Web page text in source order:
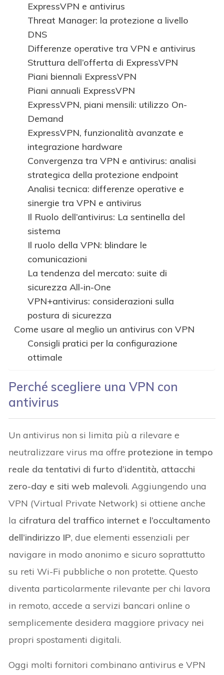
ExpressVPN e antivirus
Threat Manager: la protezione a livello
DNS
Differenze operative tra VPN e antivirus
Struttura dell’offerta di ExpressVPN
Piani biennali ExpressVPN
Piani annuali ExpressVPN
ExpressVPN, piani mensili: utilizzo On-
Demand
ExpressVPN, funzionalità avanzate e
integrazione hardware
Convergenza tra VPN e antivirus: analisi
strategica della protezione endpoint
Analisi tecnica: differenze operative e
sinergie tra VPN e antivirus
Il Ruolo dell’antivirus: La sentinella del
sistema
Il ruolo della VPN: blindare le
comunicazioni
La tendenza del mercato: suite di
sicurezza All-in-One
VPN+antivirus: considerazioni sulla
postura di sicurezza
Come usare al meglio un antivirus con VPN
Consigli pratici per la configurazione
ottimale
Perché scegliere una VPN con
antivirus
Un antivirus non si limita più a rilevare e
neutralizzare virus ma offre protezione in tempo
reale da tentativi di furto d’identità, attacchi
zero-day e siti web malevoli. Aggiungendo una
VPN (Virtual Private Network) si ottiene anche
la cifratura del traffico internet e l’occultamento
dell’indirizzo IP, due elementi essenziali per
navigare in modo anonimo e sicuro soprattutto
su reti Wi-Fi pubbliche o non protette. Questo
diventa particolarmente rilevante per chi lavora
in remoto, accede a servizi bancari online o
semplicemente desidera maggiore privacy nei
propri spostamenti digitali.
Oggi molti fornitori combinano antivirus e VPN